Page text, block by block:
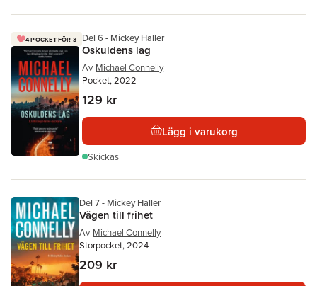
4 POCKET FÖR 3 Del 6 - Mickey Haller
Oskuldens lag
Av Michael Connelly
Pocket, 2022
129 kr
Lägg i varukorg
Skickas
Del 7 - Mickey Haller
Vägen till frihet
Av Michael Connelly
Storpocket, 2024
209 kr